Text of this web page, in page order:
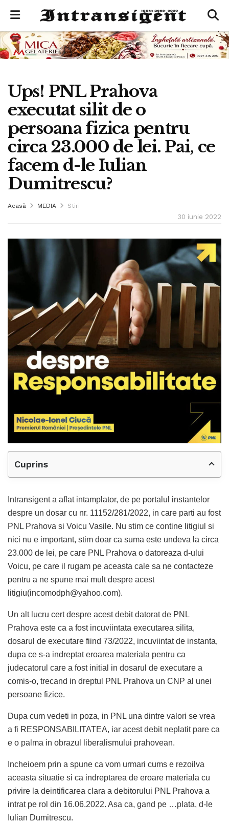
Ups! PNL Prahova
executat silit de o
persoana fizica pentru
circa 23.000 de lei. Pai, ce
facem d-le Iulian
Dumitrescu?
Acasă MEDIA Stiri
30 iunie 2022
Cuprins
Intransigent a aflat intamplator, de pe portalul instantelor
despre un dosar cu nr. 11152/281/2022, in care parti au fost
PNL Prahova si Voicu Vasile. Nu stim ce contine litigiul si
nici nu e important, stim doar ca suma este undeva la circa
23.000 de lei, pe care PNL Prahova o datoreaza d-ului
Voicu, pe care il rugam pe aceasta cale sa ne contacteze
pentru a ne spune mai mult despre acest
litigiu(incomodph@yahoo.com).
Un alt lucru cert despre acest debit datorat de PNL
Prahova este ca a fost incuviintata executarea silita,
dosarul de executare fiind 73/2022, incuviintat de instanta,
dupa ce s-a indreptat eroarea materiala pentru ca
judecatorul care a fost initial in dosarul de executare a
comis-o, trecand in dreptul PNL Prahova un CNP al unei
persoane fizice.
Dupa cum vedeti in poza, in PNL una dintre valori se vrea
a fi RESPONSABILITATEA, iar acest debit neplatit pare ca
e o palma in obrazul liberalismului prahovean.
Incheioem prin a spune ca vom urmari cums e rezoilva
aceasta situatie si ca indreptarea de eroare materiala cu
privire la deintificarea clara a debitorului PNL Prahova a
intrat pe rol din 16.06.2022. Asa ca, gand pe …plata, d-le
Iulian Dumitrescu.